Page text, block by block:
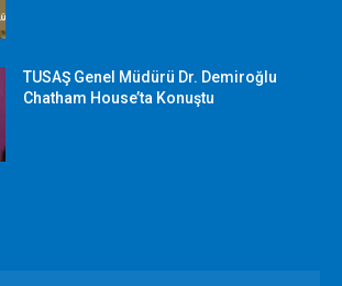
TUSAŞ Genel Müdürü Dr. Demiroğlu
Chatham House’ta Konuştu